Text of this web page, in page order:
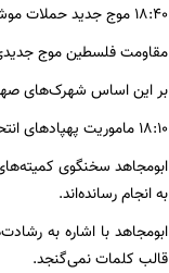
۱۸:۴۰ موج جدید حملات موشکی مقاومت
مقاومت فلسطین موج جدیدی
بر این اساس شهرک‌های
۱۸:۱۰ ماموریت پهپادهای انتحاری مقاومت فلسطین
ابومجاهد سخنگوی
به انجام رسانده‌اند.
ابومجاهد با اشاره به
قالب کلمات نمی‌گنجد.